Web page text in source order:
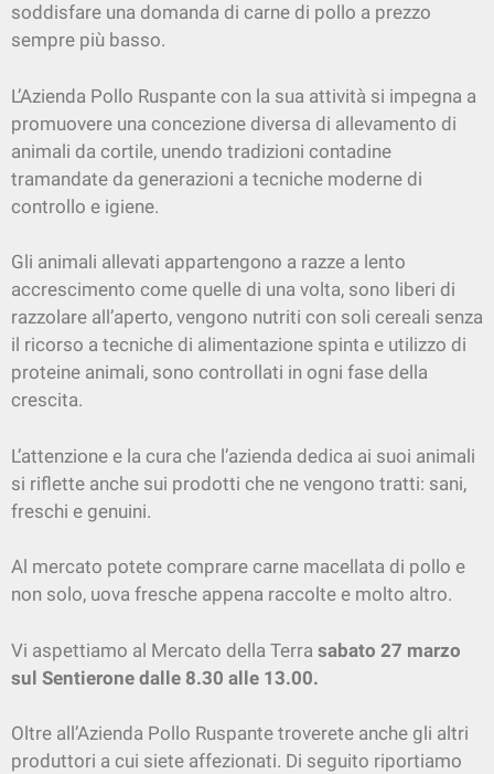
soddisfare una domanda di carne di pollo a prezzo
sempre più basso.
L’Azienda Pollo Ruspante con la sua attività si impegna a
promuovere una concezione diversa di allevamento di
animali da cortile, unendo tradizioni contadine
tramandate da generazioni a tecniche moderne di
controllo e igiene.
Gli animali allevati appartengono a razze a lento
accrescimento come quelle di una volta, sono liberi di
razzolare all’aperto, vengono nutriti con soli cereali senza
il ricorso a tecniche di alimentazione spinta e utilizzo di
proteine animali, sono controllati in ogni fase della
crescita.
L’attenzione e la cura che l’azienda dedica ai suoi animali
si riflette anche sui prodotti che ne vengono tratti: sani,
freschi e genuini.
Al mercato potete comprare carne macellata di pollo e
non solo, uova fresche appena raccolte e molto altro.
Vi aspettiamo al Mercato della Terra sabato 27 marzo
sul Sentierone dalle 8.30 alle 13.00.
Oltre all’Azienda Pollo Ruspante troverete anche gli altri
produttori a cui siete affezionati. Di seguito riportiamo